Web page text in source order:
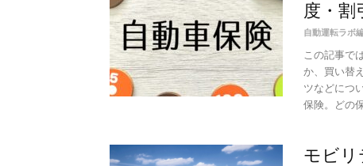
度・割
自動運転ラボ
この記事で
か、買い替
ツなどにつ
保険。どの
モビリ